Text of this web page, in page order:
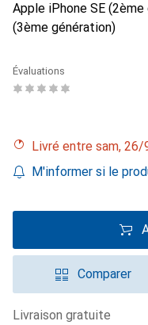
Apple iPhone SE
(3ème génération)
Évaluations
Livré entre sam,
M'informer si le
Comparer
livraison gratuite